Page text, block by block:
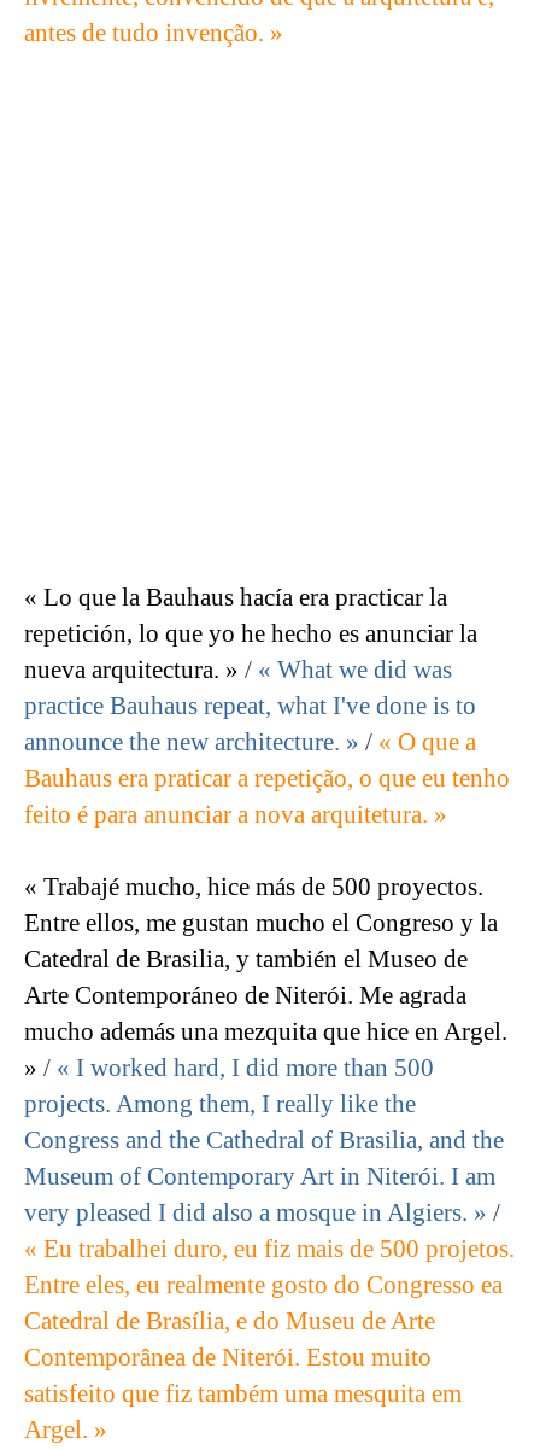
antes de tudo invenção. »
« Lo que la Bauhaus hacía era practicar la
repetición, lo que yo he hecho es anunciar la
nueva arquitectura. » / « What we did was
practice Bauhaus repeat, what I've done is to
announce the new architecture. » / « O que a
Bauhaus era praticar a repetição, o que eu tenho
feito é para anunciar a nova arquitetura. »
« Trabajé mucho, hice más de 500 proyectos.
Entre ellos, me gustan mucho el Congreso y la
Catedral de Brasilia, y también el Museo de
Arte Contemporáneo de Niterói. Me agrada
mucho además una mezquita que hice en Argel.
» / « I worked hard, I did more than 500
projects. Among them, I really like the
Congress and the Cathedral of Brasilia, and the
Museum of Contemporary Art in Niterói. I am
very pleased I did also a mosque in Algiers. » /
« Eu trabalhei duro, eu fiz mais de 500 projetos.
Entre eles, eu realmente gosto do Congresso ea
Catedral de Brasília, e do Museu de Arte
Contemporânea de Niterói. Estou muito
satisfeito que fiz também uma mesquita em
Argel. »